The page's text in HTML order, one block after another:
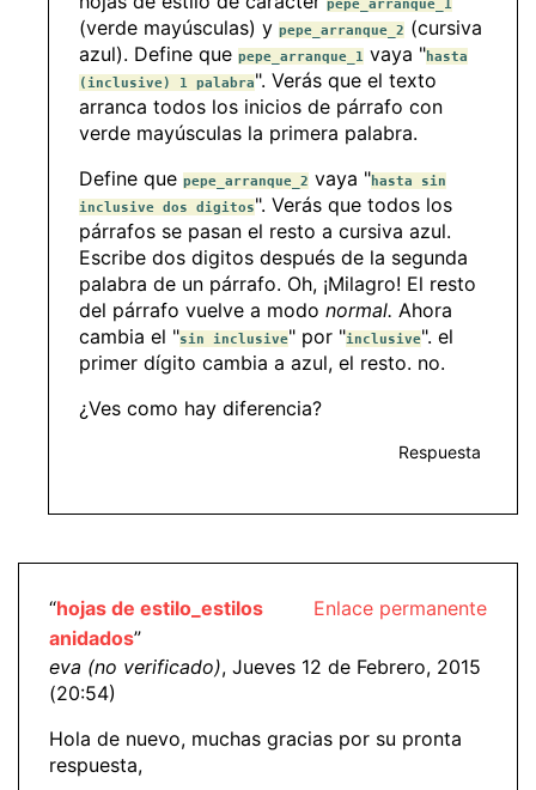
(verde mayúsculas) y pepe_arranque_2 (cursiva
azul). Define que pepe_arranque_1 vaya "hasta
(inclusive) 1 palabra". Verás que el texto
arranca todos los inicios de párrafo con
verde mayúsculas la primera palabra.
Define que pepe_arranque_2 vaya "hasta sin
inclusive dos digitos". Verás que todos los
párrafos se pasan el resto a cursiva azul.
Escribe dos digitos después de la segunda
palabra de un párrafo. Oh, ¡Milagro! El resto
del párrafo vuelve a modo normal. Ahora
cambia el "sin inclusive" por "inclusive". el
primer dígito cambia a azul, el resto. no.
¿Ves como hay diferencia?
Respuesta
Enlace permanente
“hojas de estilo_estilos
anidados”
eva (no verificado), Jueves 12 de Febrero, 2015
(20:54)
Hola de nuevo, muchas gracias por su pronta
respuesta,